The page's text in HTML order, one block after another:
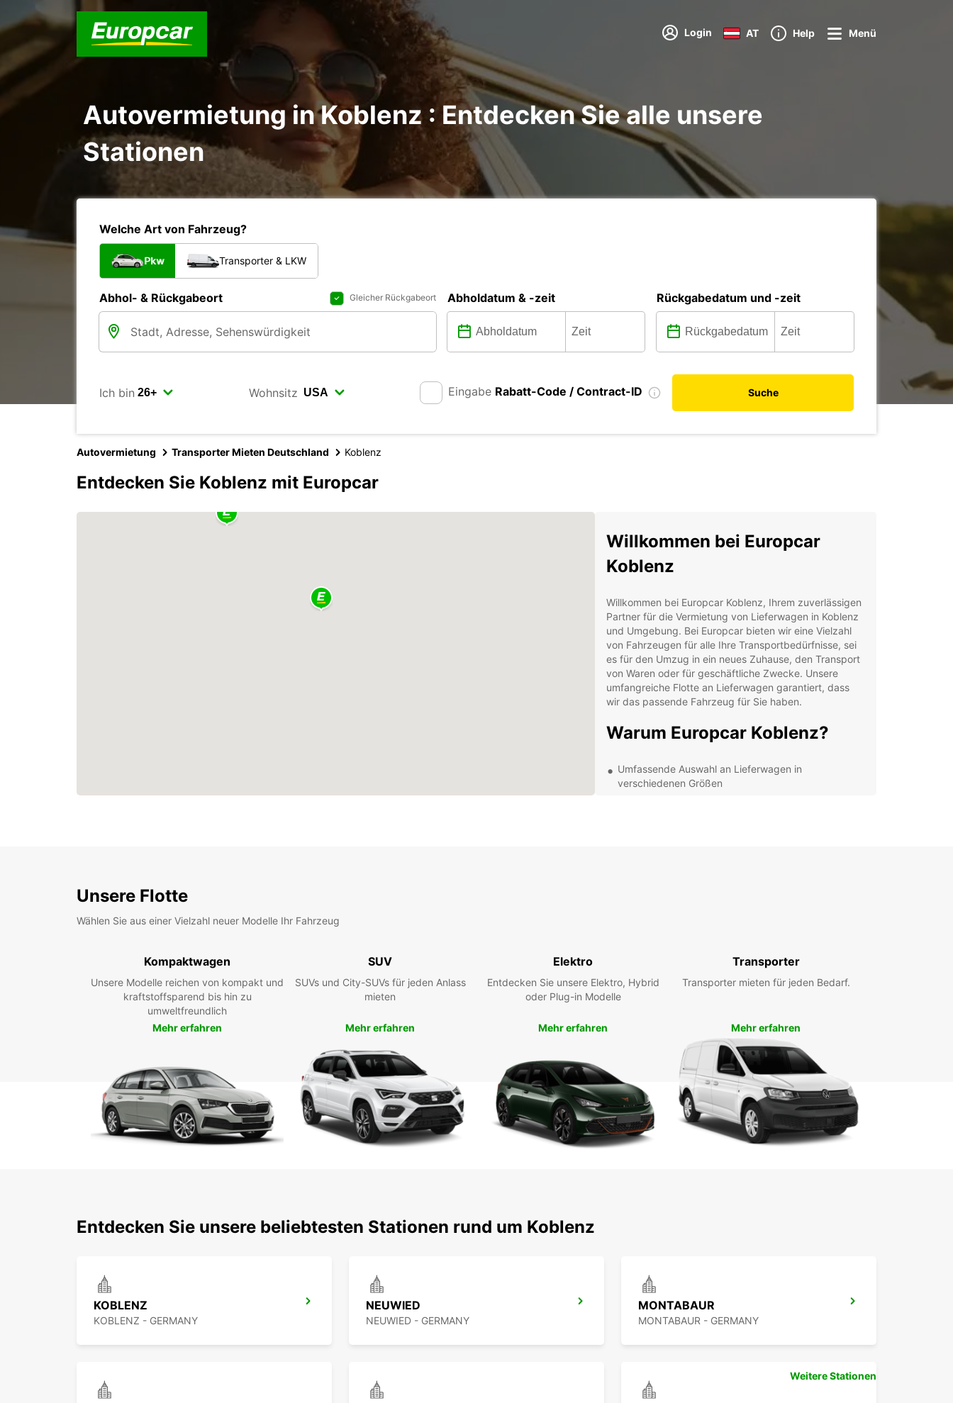
Login AT Help Menü
Autovermietung in Koblenz : Entdecken Sie alle unsere
Stationen
Welche Art von Fahrzeug?
Pkw Transporter & LKW
Abhol- & Rückgabeort Gleicher Rückgabeort Abholdatum & -zeit Rückgabedatum und -zeit
Ich bin Wohnsitz Eingabe Rabatt-Code / Contract-ID Suche
Autovermietung Transporter Mieten Deutschland Koblenz
Entdecken Sie Koblenz mit Europcar
Willkommen bei Europcar
Koblenz
Willkommen bei Europcar Koblenz, Ihrem zuverlässigen
Partner für die Vermietung von Lieferwagen in Koblenz
und Umgebung. Bei Europcar bieten wir eine Vielzahl
von Fahrzeugen für alle Ihre Transportbedürfnisse, sei
es für den Umzug in ein neues Zuhause, den Transport
von Waren oder für geschäftliche Zwecke. Unsere
umfangreiche Flotte an Lieferwagen garantiert, dass
wir das passende Fahrzeug für Sie haben.
Warum Europcar Koblenz?
Umfassende Auswahl an Lieferwagen in
verschiedenen Größen
Koblenz, eine charmante Stadt am Zusammenfluss von
Rhein und Mosel, bietet eine Fülle von
Sehenswürdigkeiten und Aktivitäten für Besucher jeden
historische Altstadt zu erkunden, einen Ausflug zur
Festung Ehrenbreitstein zu machen oder entlang des
Rheins zu fahren und die malerische Landschaft zu
genießen.
Buchen Sie jetzt Ihren
Lieferwagen bei Europcar
Koblenz
Unsere Flotte
Wählen Sie aus einer Vielzahl neuer Modelle Ihr Fahrzeug
Kompaktwagen
Unsere Modelle reichen von kompakt und
kraftstoffsparend bis hin zu
umweltfreundlich
Mehr erfahren
SUV
SUVs und City-SUVs für jeden Anlass
mieten
Mehr erfahren
Elektro
Entdecken Sie unsere Elektro, Hybrid
oder Plug-in Modelle
Mehr erfahren
Transporter
Transporter mieten für jeden Bedarf.
Mehr erfahren
Entdecken Sie unsere beliebtesten Stationen rund um Koblenz
KOBLENZ
KOBLENZ - GERMANY
NEUWIED
NEUWIED - GERMANY
MONTABAUR
MONTABAUR - GERMANY
Weitere Stationen